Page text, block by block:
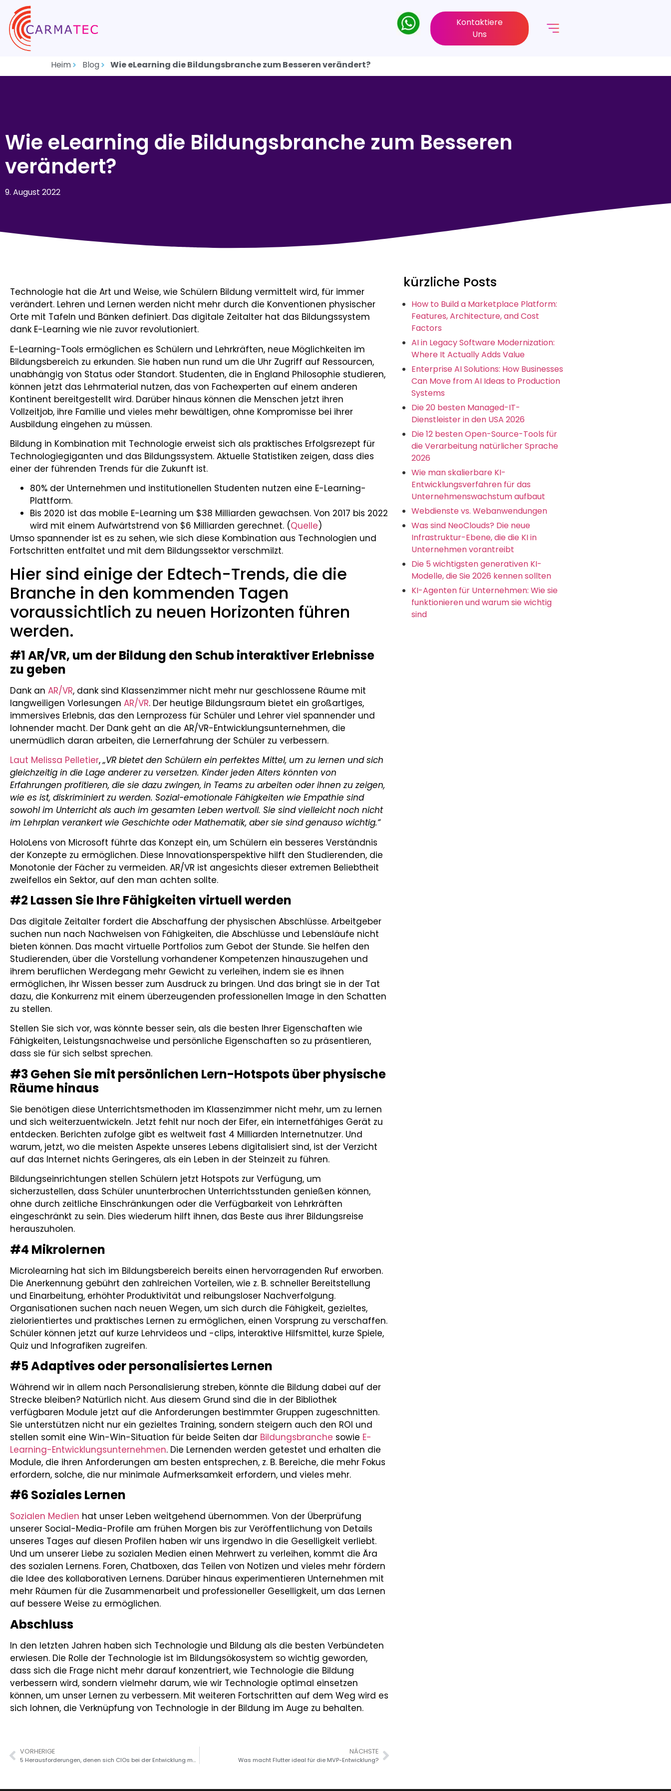
Kontaktiere
Uns
Heim Blog Wie eLearning die Bildungsbranche zum Besseren verändert?
Wie eLearning die Bildungsbranche zum Besseren
verändert?
9. August 2022
Technologie hat die Art und Weise, wie Schülern Bildung vermittelt wird, für immer
verändert. Lehren und Lernen werden nicht mehr durch die Konventionen physischer
Orte mit Tafeln und Bänken definiert. Das digitale Zeitalter hat das Bildungssystem
dank E-Learning wie nie zuvor revolutioniert.
E-Learning-Tools ermöglichen es Schülern und Lehrkräften, neue Möglichkeiten im
Bildungsbereich zu erkunden. Sie haben nun rund um die Uhr Zugriff auf Ressourcen,
unabhängig von Status oder Standort. Studenten, die in England Philosophie studieren,
können jetzt das Lehrmaterial nutzen, das von Fachexperten auf einem anderen
Kontinent bereitgestellt wird. Darüber hinaus können die Menschen jetzt ihren
Vollzeitjob, ihre Familie und vieles mehr bewältigen, ohne Kompromisse bei ihrer
Ausbildung eingehen zu müssen.
Bildung in Kombination mit Technologie erweist sich als praktisches Erfolgsrezept für
Technologiegiganten und das Bildungssystem. Aktuelle Statistiken zeigen, dass dies
einer der führenden Trends für die Zukunft ist.
80% der Unternehmen und institutionellen Studenten nutzen eine E-Learning-
Plattform.
Bis 2020 ist das mobile E-Learning um $38 Milliarden gewachsen. Von 2017 bis 2022
wird mit einem Aufwärtstrend von $6 Milliarden gerechnet. (Quelle)
Umso spannender ist es zu sehen, wie sich diese Kombination aus Technologien und
Fortschritten entfaltet und mit dem Bildungssektor verschmilzt.
Hier sind einige der Edtech-Trends, die die
Branche in den kommenden Tagen
voraussichtlich zu neuen Horizonten führen
werden.
#1 AR/VR, um der Bildung den Schub interaktiver Erlebnisse
zu geben
Dank an AR/VR, dank sind Klassenzimmer nicht mehr nur geschlossene Räume mit
langweiligen Vorlesungen AR/VR. Der heutige Bildungsraum bietet ein großartiges,
immersives Erlebnis, das den Lernprozess für Schüler und Lehrer viel spannender und
lohnender macht. Der Dank geht an die AR/VR-Entwicklungsunternehmen, die
unermüdlich daran arbeiten, die Lernerfahrung der Schüler zu verbessern.
Laut Melissa Pelletier,„VR bietet den Schülern ein perfektes Mittel, um zu lernen und sich
gleichzeitig in die Lage anderer zu versetzen. Kinder jeden Alters könnten von
Erfahrungen profitieren, die sie dazu zwingen, in Teams zu arbeiten oder ihnen zu zeigen,
wie es ist, diskriminiert zu werden. Sozial-emotionale Fähigkeiten wie Empathie sind
sowohl im Unterricht als auch im gesamten Leben wertvoll. Sie sind vielleicht noch nicht
im Lehrplan verankert wie Geschichte oder Mathematik, aber sie sind genauso wichtig.“
HoloLens von Microsoft führte das Konzept ein, um Schülern ein besseres Verständnis
der Konzepte zu ermöglichen. Diese Innovationsperspektive hilft den Studierenden, die
Monotonie der Fächer zu vermeiden. AR/VR ist angesichts dieser extremen Beliebtheit
zweifellos ein Sektor, auf den man achten sollte.
#2 Lassen Sie Ihre Fähigkeiten virtuell werden
Das digitale Zeitalter fordert die Abschaffung der physischen Abschlüsse. Arbeitgeber
suchen nun nach Nachweisen von Fähigkeiten, die Abschlüsse und Lebensläufe nicht
bieten können. Das macht virtuelle Portfolios zum Gebot der Stunde. Sie helfen den
Studierenden, über die Vorstellung vorhandener Kompetenzen hinauszugehen und
ihrem beruflichen Werdegang mehr Gewicht zu verleihen, indem sie es ihnen
ermöglichen, ihr Wissen besser zum Ausdruck zu bringen. Und das bringt sie in der Tat
dazu, die Konkurrenz mit einem überzeugenden professionellen Image in den Schatten
zu stellen.
Stellen Sie sich vor, was könnte besser sein, als die besten Ihrer Eigenschaften wie
Fähigkeiten, Leistungsnachweise und persönliche Eigenschaften so zu präsentieren,
dass sie für sich selbst sprechen.
#3 Gehen Sie mit persönlichen Lern-Hotspots über physische
Räume hinaus
Sie benötigen diese Unterrichtsmethoden im Klassenzimmer nicht mehr, um zu lernen
und sich weiterzuentwickeln. Jetzt fehlt nur noch der Eifer, ein internetfähiges Gerät zu
entdecken. Berichten zufolge gibt es weltweit fast 4 Milliarden Internetnutzer. Und
warum, jetzt, wo die meisten Aspekte unseres Lebens digitalisiert sind, ist der Verzicht
auf das Internet nichts Geringeres, als ein Leben in der Steinzeit zu führen.
Bildungseinrichtungen stellen Schülern jetzt Hotspots zur Verfügung, um
sicherzustellen, dass Schüler ununterbrochen Unterrichtsstunden genießen können,
ohne durch zeitliche Einschränkungen oder die Verfügbarkeit von Lehrkräften
eingeschränkt zu sein. Dies wiederum hilft ihnen, das Beste aus ihrer Bildungsreise
herauszuholen.
#4 Mikrolernen
Microlearning hat sich im Bildungsbereich bereits einen hervorragenden Ruf erworben.
Die Anerkennung gebührt den zahlreichen Vorteilen, wie z. B. schneller Bereitstellung
und Einarbeitung, erhöhter Produktivität und reibungsloser Nachverfolgung.
Organisationen suchen nach neuen Wegen, um sich durch die Fähigkeit, gezieltes,
zielorientiertes und praktisches Lernen zu ermöglichen, einen Vorsprung zu verschaffen.
Schüler können jetzt auf kurze Lehrvideos und -clips, interaktive Hilfsmittel, kurze Spiele,
Quiz und Infografiken zugreifen.
#5 Adaptives oder personalisiertes Lernen
Während wir in allem nach Personalisierung streben, könnte die Bildung dabei auf der
Strecke bleiben? Natürlich nicht. Aus diesem Grund sind die in der Bibliothek
verfügbaren Module jetzt auf die Anforderungen bestimmter Gruppen zugeschnitten.
Sie unterstützen nicht nur ein gezieltes Training, sondern steigern auch den ROI und
stellen somit eine Win-Win-Situation für beide Seiten dar Bildungsbranche sowie E-
Learning-Entwicklungsunternehmen. Die Lernenden werden getestet und erhalten die
Module, die ihren Anforderungen am besten entsprechen, z. B. Bereiche, die mehr Fokus
erfordern, solche, die nur minimale Aufmerksamkeit erfordern, und vieles mehr.
#6 Soziales Lernen
Sozialen Medien hat unser Leben weitgehend übernommen. Von der Überprüfung
unserer Social-Media-Profile am frühen Morgen bis zur Veröffentlichung von Details
unseres Tages auf diesen Profilen haben wir uns irgendwo in die Geselligkeit verliebt.
Und um unserer Liebe zu sozialen Medien einen Mehrwert zu verleihen, kommt die Ära
des sozialen Lernens. Foren, Chatboxen, das Teilen von Notizen und vieles mehr fördern
die Idee des kollaborativen Lernens. Darüber hinaus experimentieren Unternehmen mit
mehr Räumen für die Zusammenarbeit und professioneller Geselligkeit, um das Lernen
auf bessere Weise zu ermöglichen.
Abschluss
In den letzten Jahren haben sich Technologie und Bildung als die besten Verbündeten
erwiesen. Die Rolle der Technologie ist im Bildungsökosystem so wichtig geworden,
dass sich die Frage nicht mehr darauf konzentriert, wie Technologie die Bildung
verbessern wird, sondern vielmehr darum, wie wir Technologie optimal einsetzen
können, um unser Lernen zu verbessern. Mit weiteren Fortschritten auf dem Weg wird es
sich lohnen, die Verknüpfung von Technologie in der Bildung im Auge zu behalten.
VORHERIGE
5 Herausforderungen, denen sich CIOs bei der Entwicklung maßgeschneiderter Unternehmenssoftware gegenübersehen
NÄCHSTE
Was macht Flutter ideal für die MVP-Entwicklung?
kürzliche Posts
How to Build a Marketplace Platform:
Features, Architecture, and Cost
Factors
AI in Legacy Software Modernization:
Where It Actually Adds Value
Enterprise AI Solutions: How Businesses
Can Move from AI Ideas to Production
Systems
Die 20 besten Managed-IT-
Dienstleister in den USA 2026
Die 12 besten Open-Source-Tools für
die Verarbeitung natürlicher Sprache
2026
Wie man skalierbare KI-
Entwicklungsverfahren für das
Unternehmenswachstum aufbaut
Webdienste vs. Webanwendungen
Was sind NeoClouds? Die neue
Infrastruktur-Ebene, die die KI in
Unternehmen vorantreibt
Die 5 wichtigsten generativen KI-
Modelle, die Sie 2026 kennen sollten
KI-Agenten für Unternehmen: Wie sie
funktionieren und warum sie wichtig
sind